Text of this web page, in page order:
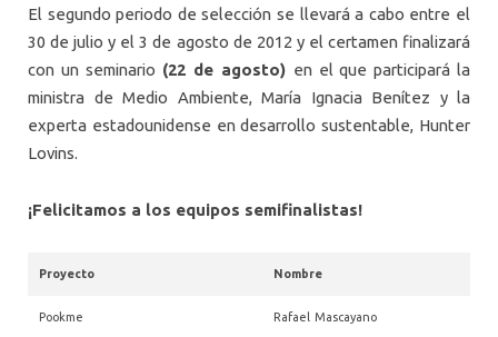
El segundo periodo de selección se llevará a cabo entre el
30 de julio y el 3 de agosto de 2012 y el certamen finalizará
con un seminario (22 de agosto) en el que participará la
ministra de Medio Ambiente, María Ignacia Benítez y la
experta estadounidense en desarrollo sustentable, Hunter
Lovins.
¡Felicitamos a los equipos semifinalistas!
Proyecto Nombre
Pookme Rafael Mascayano